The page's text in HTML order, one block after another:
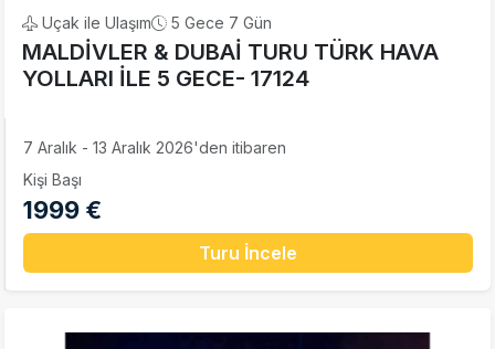
Uçak ile Ulaşım 5 Gece 7 Gün
MALDİVLER & DUBAİ TURU TÜRK HAVA
YOLLARI İLE 5 GECE- 17124
7 Aralık - 13 Aralık 2026'den itibaren
Kişi Başı
1999 €
Turu İncele